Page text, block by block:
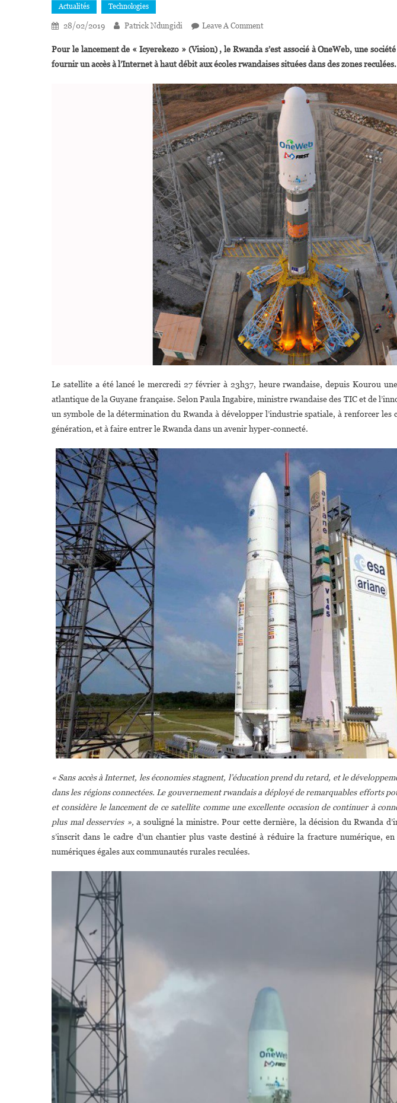
Actualités Technologies
28/02/2019 Patrick Ndungidi Leave A CommentOn
Le
Premier
Du
Rwanda
Lancé
Depuis
Kourou
En
Guyane
Française
Pour le lancement de « Icyerekezo » (Vision) , le Rwanda s’est associé à OneWeb, une
fournir un accès à l’Internet à haut débit aux écoles rwandaises situées dans des zones reculées.
Le satellite a été lancé le mercredi 27 février à 23h37, heure rwandaise, depuis Kourou
atlantique de la Guyane française. Selon Paula Ingabire, ministre rwandaise des TIC et de
un symbole de la détermination du Rwanda à développer l’industrie spatiale, à renforcer les
génération, et à faire entrer le Rwanda dans un avenir hyper-connecté.
« Sans accès à Internet, les économies stagnent, l’éducation prend du retard, et le
dans les régions connectées. Le gouvernement rwandais a déployé de remarquables efforts
et considère le lancement de ce satellite comme une excellente occasion de continuer à
plus mal desservies », a souligné la ministre. Pour cette dernière, la décision du Rwanda
s’inscrit dans le cadre d’un chantier plus vaste destiné à réduire la fracture numérique,
numériques égales aux communautés rurales reculées.